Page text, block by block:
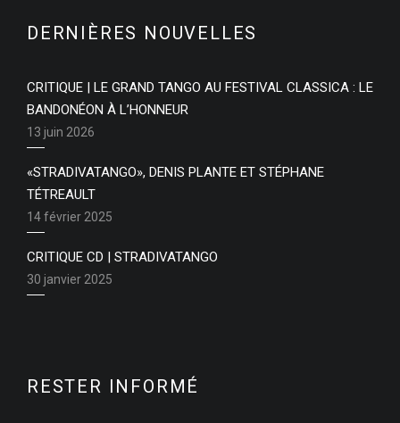
DERNIÈRES NOUVELLES
CRITIQUE | LE GRAND TANGO AU FESTIVAL CLASSICA : LE
BANDONÉON À L’HONNEUR
13 juin 2026
«STRADIVATANGO», DENIS PLANTE ET STÉPHANE
TÉTREAULT
14 février 2025
CRITIQUE CD | STRADIVATANGO
30 janvier 2025
RESTER INFORMÉ